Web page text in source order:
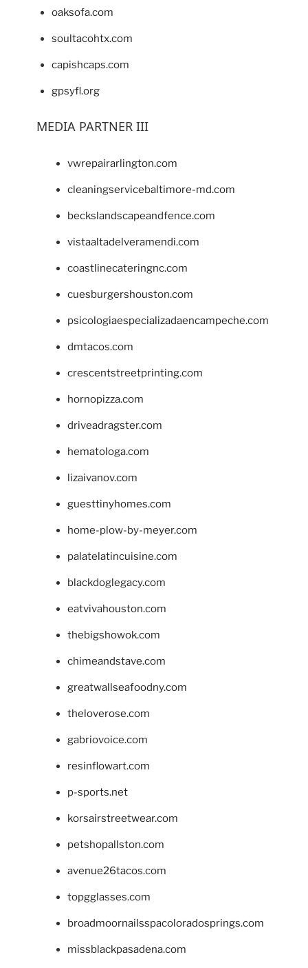
oaksofa.com
soultacohtx.com
capishcaps.com
gpsyfl.org
MEDIA PARTNER III
vwrepairarlington.com
cleaningservicebaltimore-md.com
beckslandscapeandfence.com
vistaaltadelveramendi.com
coastlinecateringnc.com
cuesburgershouston.com
psicologiaespecializadaencampeche.com
dmtacos.com
crescentstreetprinting.com
hornopizza.com
driveadragster.com
hematologa.com
lizaivanov.com
guesttinyhomes.com
home-plow-by-meyer.com
palatelatincuisine.com
blackdoglegacy.com
eatvivahouston.com
thebigshowok.com
chimeandstave.com
greatwallseafoodny.com
theloverose.com
gabriovoice.com
resinflowart.com
p-sports.net
korsairstreetwear.com
petshopallston.com
avenue26tacos.com
topgglasses.com
broadmoornailsspacoloradosprings.com
missblackpasadena.com